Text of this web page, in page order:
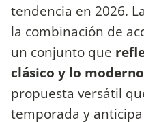
tendencia en 2026.
la combinación de
un conjunto que
clásico y lo moderno
propuesta versátil
temporada y